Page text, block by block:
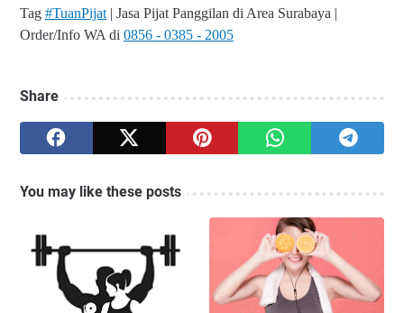
Tag #TuanPijat | Jasa Pijat Panggilan di Area Surabaya |
Order/Info WA di 0856 - 0385 - 2005
Share
You may like these posts